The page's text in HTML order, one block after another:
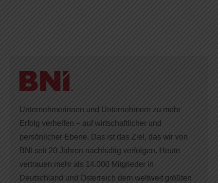
Unternehmerinnen und Unternehmern zu mehr
Erfolg verhelfen – auf wirtschaftlicher und
persönlicher Ebene. Das ist das Ziel, das wir von
BNI seit 20 Jahren nachhaltig verfolgen. Heute
vertrauen mehr als 14.000 Mitglieder in
Deutschland und Österreich dem weltweit größten